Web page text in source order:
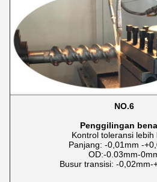
NO.6
Penggilingan
Kontrol toleransi lebih
Panjang: -0,01mm -
OD:-0.03mm-
Busur transisi: -0,02mm-